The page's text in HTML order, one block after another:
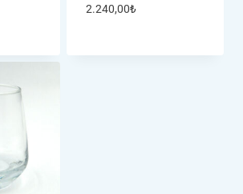
2.240,00₺